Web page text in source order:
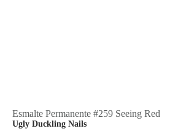
Esmalte Permanente #259 Seeing Red
Ugly Duckling Nails